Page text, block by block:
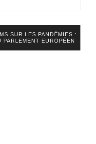
»
SUR LES PANDÉMIES :
EUROPÉEN